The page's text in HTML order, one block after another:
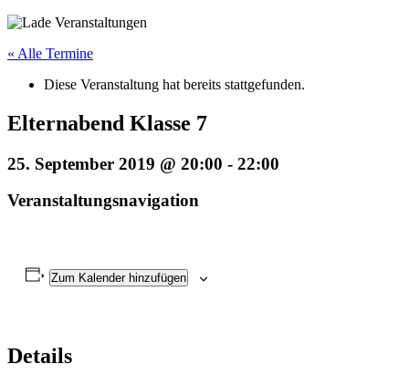
« Alle Termine
Diese Veranstaltung hat bereits stattgefunden.
Elternabend Klasse 7
25. September 2019 @ 20:00 - 22:00
Veranstaltungsnavigation
Zum Kalender hinzufügen
Details